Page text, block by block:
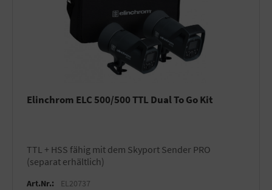
Elinchrom ELC 500/500 TTL Dual To Go Kit
TTL + HSS fähig mit dem Skyport Sender PRO
(separat erhältlich)
Art.Nr.: EL20737